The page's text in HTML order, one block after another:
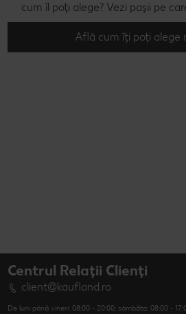
cum îl poți alege? Vezi pașii pe
Află cum îți poți alege
Centrul Relații Clienți
client@kaufland.ro
De luni până vineri: 08:00 - 20:00; sâmbăta: 08:00 -